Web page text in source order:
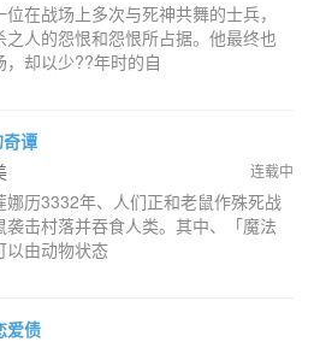
位在战场上多次与死神共舞的士兵，
之人的怨恨和怨恨所占据。他最终也
，却以少??年时的自
谭
连载中
娜历3332年、人们正和老鼠作殊死战
袭击村落并吞食人类。其中、「魔法
以由动物状态
爱债